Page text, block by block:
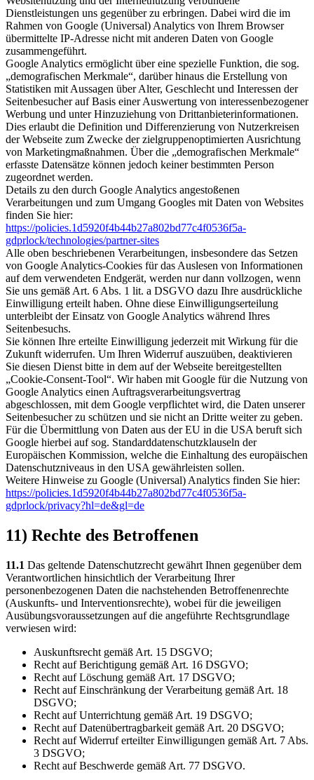
Dienstleistungen uns gegenüber zu erbringen. Dabei wird die im
Rahmen von Google (Universal) Analytics von Ihrem Browser
übermittelte IP-Adresse nicht mit anderen Daten von Google
zusammengeführt.
Google Analytics ermöglicht über eine spezielle Funktion, die sog.
„demografischen Merkmale“, darüber hinaus die Erstellung von
Statistiken mit Aussagen über Alter, Geschlecht und Interessen der
Seitenbesucher auf Basis einer Auswertung von interessenbezogener
Werbung und unter Hinzuziehung von Drittanbieterinformationen.
Dies erlaubt die Definition und Differenzierung von Nutzerkreisen
der Webseite zum Zwecke der zielgruppenoptimierten Ausrichtung
von Marketingmaßnahmen. Über die „demografischen Merkmale“
erfasste Datensätze können jedoch keiner bestimmten Person
zugeordnet werden.
Details zu den durch Google Analytics angestoßenen
Verarbeitungen und zum Umgang Googles mit Daten von Websites
finden Sie hier:
https://policies.1d5920f4b44b27a802bd77c4f0536f5a-
gdprlock/technologies/partner-sites
Alle oben beschriebenen Verarbeitungen, insbesondere das Setzen
von Google Analytics-Cookies für das Auslesen von Informationen
auf dem verwendeten Endgerät, werden nur dann vollzogen, wenn
Sie uns gemäß Art. 6 Abs. 1 lit. a DSGVO dazu Ihre ausdrückliche
Einwilligung erteilt haben. Ohne diese Einwilligungserteilung
unterbleibt der Einsatz von Google Analytics während Ihres
Seitenbesuchs.
Sie können Ihre erteilte Einwilligung jederzeit mit Wirkung für die
Zukunft widerrufen. Um Ihren Widerruf auszuüben, deaktivieren
Sie diesen Dienst bitte in dem auf der Webseite bereitgestellten
„Cookie-Consent-Tool“. Wir haben mit Google für die Nutzung von
Google Analytics einen Auftragsverarbeitungsvertrag
abgeschlossen, mit dem Google verpflichtet wird, die Daten unserer
Seitenbesucher zu schützen und sie nicht an Dritte weiter zu geben.
Für die Übermittlung von Daten aus der EU in die USA beruft sich
Google hierbei auf sog. Standarddatenschutzklauseln der
Europäischen Kommission, welche die Einhaltung des europäischen
Datenschutzniveaus in den USA gewährleisten sollen.
Weitere Hinweise zu Google (Universal) Analytics finden Sie hier:
https://policies.1d5920f4b44b27a802bd77c4f0536f5a-
gdprlock/privacy?hl=de&gl=de
11) Rechte des Betroffenen
11.1 Das geltende Datenschutzrecht gewährt Ihnen gegenüber dem
Verantwortlichen hinsichtlich der Verarbeitung Ihrer
personenbezogenen Daten die nachstehenden Betroffenenrechte
(Auskunfts- und Interventionsrechte), wobei für die jeweiligen
Ausübungsvoraussetzungen auf die angeführte Rechtsgrundlage
verwiesen wird:
Auskunftsrecht gemäß Art. 15 DSGVO;
Recht auf Berichtigung gemäß Art. 16 DSGVO;
Recht auf Löschung gemäß Art. 17 DSGVO;
Recht auf Einschränkung der Verarbeitung gemäß Art. 18
DSGVO;
Recht auf Unterrichtung gemäß Art. 19 DSGVO;
Recht auf Datenübertragbarkeit gemäß Art. 20 DSGVO;
Recht auf Widerruf erteilter Einwilligungen gemäß Art. 7 Abs.
3 DSGVO;
Recht auf Beschwerde gemäß Art. 77 DSGVO.